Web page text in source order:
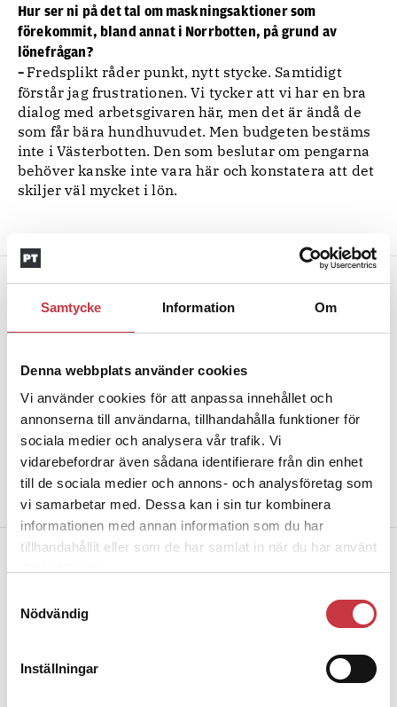
Samtycke Information Om
Denna webbplats använder cookies
Vi använder cookies för att anpassa innehållet och
annonserna till användarna, tillhandahålla funktioner för
sociala medier och analysera vår trafik. Vi
vidarebefordrar även sådana identifierare från din enhet
till de sociala medier och annons- och analysföretag som
vi samarbetar med. Dessa kan i sin tur kombinera
informationen med annan information som du har
tillhandahållit eller som de har samlat in när du har använt
Nödvändig
Inställningar
Hur ser ni på det tal om maskningsaktioner som
förekommit, bland annat i Norrbotten, på grund av
lönefrågan?
–Fredsplikt råder punkt, nytt stycke. Samtidigt
förstår jag frustrationen. Vi tycker att vi har en bra
dialog med arbetsgivaren här, men det är ändå de
som får bära hundhuvudet. Men budgeten bestäms
inte i Västerbotten. Den som beslutar om pengarna
behöver kanske inte vara här och konstatera att det
skiljer väl mycket i lön.
FAKTA: Peter Burman
Skellefteå
Jobbar som: Utredare på utredningsenheten i
Skellefteå.
Fackligt uppdrag:Huvudskyddsombud på halvtid
sedan ungefär ett år.
Antal medlemmar:
Nio i styrelsen, fyra suppleanter
och 19 skyddsombud.